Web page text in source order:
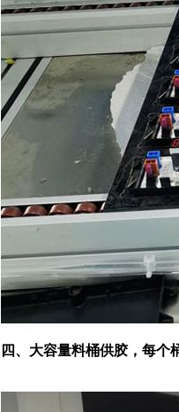
四、大容量料桶供胶， 每个